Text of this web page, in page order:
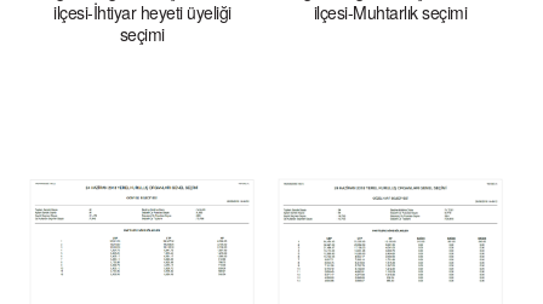
ilçesi-İhtiyar heyeti üyeliği
seçimi
ilçesi-Muhtarlık seçimi